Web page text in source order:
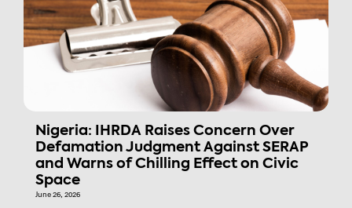
Nigeria: IHRDA Raises Concern Over
Defamation Judgment Against SERAP
and Warns of Chilling Effect on Civic
Space
June 26, 2026